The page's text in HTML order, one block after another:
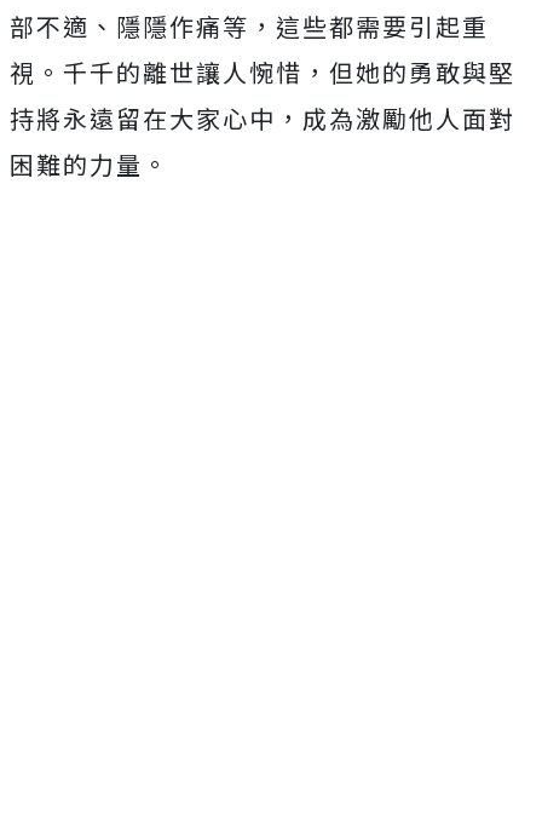
部不適、隱隱作痛等，這些都需要引起重
視。千千的離世讓人惋惜，但她的勇敢與堅
持將永遠留在大家心中，成為激勵他人面對
困難的力量。